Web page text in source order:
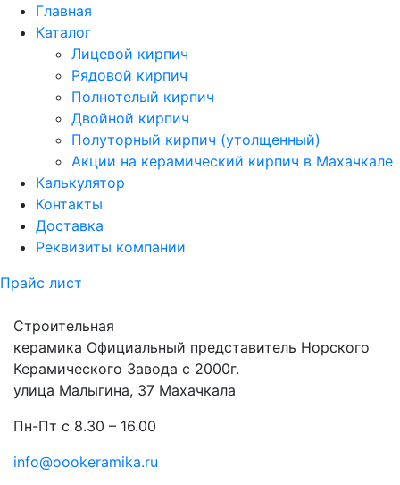
Главная
Каталог
Лицевой кирпич
Рядовой кирпич
Полнотелый кирпич
Двойной кирпич
Полуторный кирпич (утолщенный)
Акции на керамический кирпич в Махачкале
Калькулятор
Контакты
Доставка
Реквизиты компании
Прайс лист
Строительная
керамика Официальный представитель Норского
Керамического Завода с 2000г.
улица Малыгина, 37 Махачкала
Пн-Пт с 8.30 – 16.00
info@oookeramika.ru